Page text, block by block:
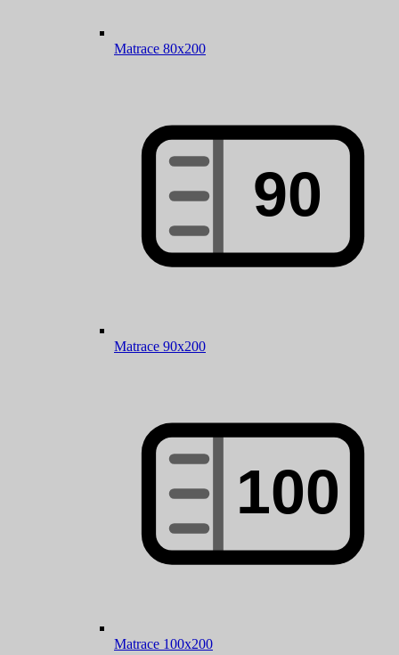
Matrace 80x200
Matrace 90x200
Matrace 100x200